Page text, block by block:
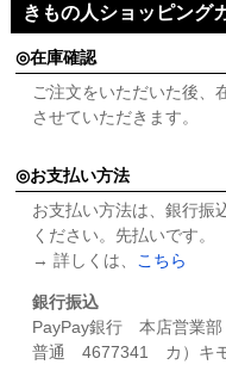
きもの人ショッピング
在庫確認
ご注文をいただいた後、
させていただきます。
お支払い方法
お支払い方法は、銀行振
ください。先払いです。
→ 詳しくは、
こちら
銀行振込
PayPay銀行 本店営業
普通 4677341 カ）キ